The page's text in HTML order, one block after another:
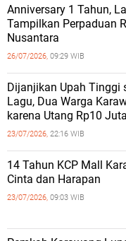
Anniversary 1 Tahun,
Tampilkan Perpaduan
Nusantara
26/07/2026, 09:29 WIB
Dijanjikan Upah Tinggi
Lagu, Dua Warga
karena Utang Rp10 Juta
23/07/2026, 22:16 WIB
14 Tahun KCP Mall
Cinta dan Harapan
23/07/2026, 09:03 WIB